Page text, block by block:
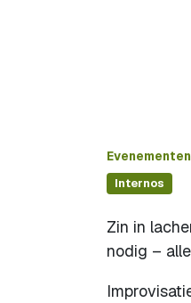
Evenementen
Internos
Zin in
nodig –